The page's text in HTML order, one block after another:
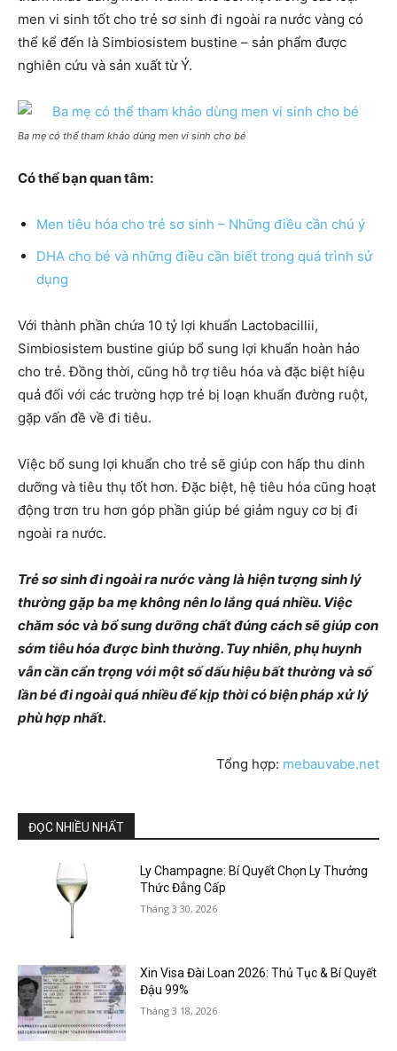
men vi sinh tốt cho trẻ sơ sinh đi ngoài ra nước vàng có
thể kể đến là Simbiosistem bustine – sản phẩm được
nghiên cứu và sản xuất từ Ý.
Ba mẹ có thể tham khảo dùng men vi sinh cho bé
Có thể bạn quan tâm:
Men tiêu hóa cho trẻ sơ sinh – Những điều cần chú ý
DHA cho bé và những điều cần biết trong quá trình sử
dụng
Với thành phần chứa 10 tỷ lợi khuẩn Lactobacillii,
Simbiosistem bustine giúp bổ sung lợi khuẩn hoàn hảo
cho trẻ. Đồng thời, cũng hỗ trợ tiêu hóa và đặc biệt hiệu
quả đối với các trường hợp trẻ bị loạn khuẩn đường ruột,
gặp vấn đề về đi tiêu.
Việc bổ sung lợi khuẩn cho trẻ sẽ giúp con hấp thu dinh
dưỡng và tiêu thụ tốt hơn. Đặc biệt, hệ tiêu hóa cũng hoạt
động trơn tru hơn góp phần giúp bé giảm nguy cơ bị đi
ngoài ra nước.
Trẻ sơ sinh đi ngoài ra nước vàng là hiện tượng sinh lý
thường gặp ba mẹ không nên lo lắng quá nhiều. Việc
chăm sóc và bổ sung dưỡng chất đúng cách sẽ giúp con
sớm tiêu hóa được bình thường. Tuy nhiên, phụ huynh
vẫn cần cẩn trọng với một số dấu hiệu bất thường và số
lần bé đi ngoài quá nhiều để kịp thời có biện pháp xử lý
phù hợp nhất.
Tổng hợp: mebauvabe.net
ĐỌC NHIỀU NHẤT
Ly Champagne: Bí Quyết Chọn Ly Thưởng
Thức Đẳng Cấp
Tháng 3 30, 2026
Xin Visa Đài Loan 2026: Thủ Tục & Bí Quyết
Đậu 99%
Tháng 3 18, 2026